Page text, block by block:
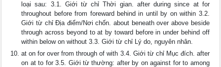
loại sau: 3.1. Giới từ chỉ Thời gian. after during since at for
throughout before from foreward behind in until by on within 3.2.
Giới từ chỉ Địa điểm/Nơi chốn. about beneath over above beside
through across beyond to at by toward before in under behind off
within below on without 3.3. Giới từ chỉ Lý do, nguyên nhân.
at on for over from through of with 3.4. Giới từ chỉ Mục đích. after
on at to for 3.5. Giới từ thường: after by on against for to among